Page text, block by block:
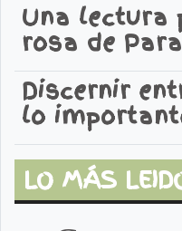
Una lectura
rosa de
Discernir
lo
LO MÁS